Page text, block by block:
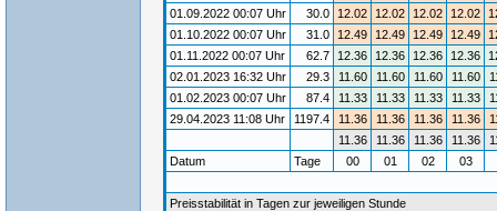
01.09.2022 00:07 Uhr
30.0 12.02 12.02 12.02 12.02
01.10.2022 00:07 Uhr
31.0 12.49 12.49 12.49 12.49
01.11.2022 00:07 Uhr
62.7 12.36 12.36 12.36 12.36
02.01.2023 16:32 Uhr
29.3 11.60 11.60 11.60 11.60
01.02.2023 00:07 Uhr
87.4 11.33 11.33 11.33 11.33
29.04.2023 11:08 Uhr
1197.4 11.36 11.36 11.36 11.36
11.36
11.36 11.36 11.36
Datum
Tage 00 01 02 03
Preisstabilität in Tagen zur jeweiligen Stunde